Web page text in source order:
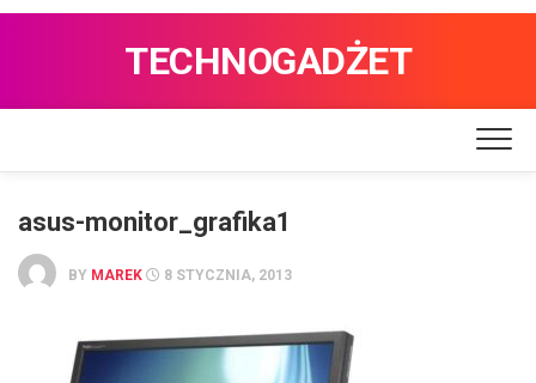
TECHNOGADŻET
asus-monitor_grafika1
BY MAREK 8 STYCZNIA, 2013